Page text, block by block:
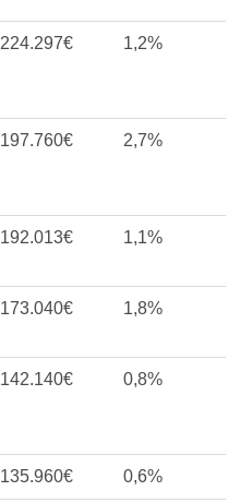
224.297€ 1,2%
197.760€ 2,7%
192.013€ 1,1%
173.040€ 1,8%
142.140€ 0,8%
135.960€ 0,6%